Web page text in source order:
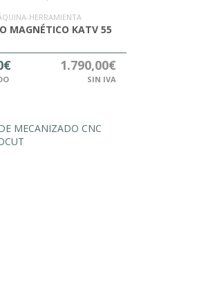
HERRAMIENTA
MAGNÉTICO KATV 55
1.790,00€
SIN IVA